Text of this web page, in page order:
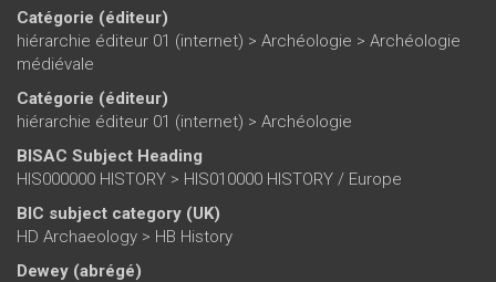
Catégorie (éditeur)
hiérarchie éditeur 01 (internet) > Archéologie > Archéologie
médiévale
Catégorie (éditeur)
hiérarchie éditeur 01 (internet) > Archéologie
BISAC Subject Heading
HIS000000 HISTORY > HIS010000 HISTORY / Europe
BIC subject category (UK)
HD Archaeology > HB History
Dewey (abrégé)